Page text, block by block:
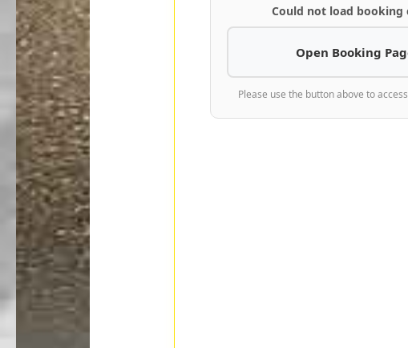
Could not load booking
Open Booking
Please use the button above to